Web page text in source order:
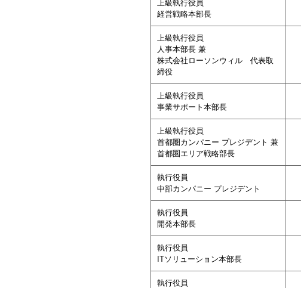
上級執行役員
経営戦略本部長
上級執行役員
人事本部長 兼
株式会社ローソンウィル 代表取
締役
上級執行役員
事業サポート本部長
上級執行役員
首都圏カンパニー プレジデント 兼
首都圏エリア戦略部長
執行役員
中部カンパニー プレジデント
執行役員
開発本部長
執行役員
ITソリューション本部長
執行役員